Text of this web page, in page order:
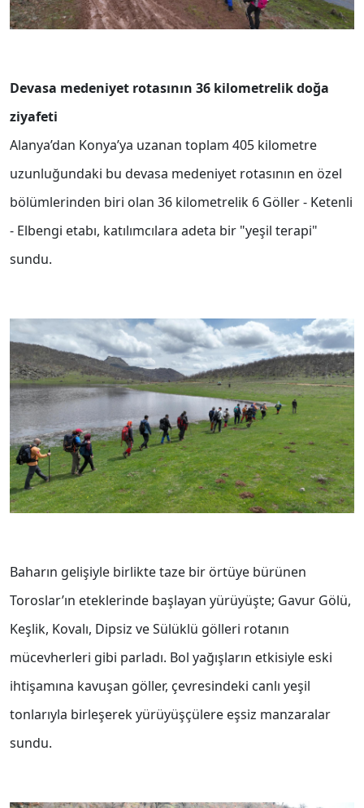
Devasa medeniyet rotasının 36 kilometrelik doğa
ziyafeti
Alanya’dan Konya’ya uzanan toplam 405 kilometre
uzunluğundaki bu devasa medeniyet rotasının en özel
bölümlerinden biri olan 36 kilometrelik 6 Göller - Ketenli
- Elbengi etabı, katılımcılara adeta bir "yeşil terapi"
sundu.
Baharın gelişiyle birlikte taze bir örtüye bürünen
Toroslar’ın eteklerinde başlayan yürüyüşte; Gavur Gölü,
Keşlik, Kovalı, Dipsiz ve Sülüklü gölleri rotanın
mücevherleri gibi parladı. Bol yağışların etkisiyle eski
ihtişamına kavuşan göller, çevresindeki canlı yeşil
tonlarıyla birleşerek yürüyüşçülere eşsiz manzaralar
sundu.